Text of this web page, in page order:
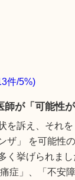
件/5%)
師が「可能性
を訴え、それ
ザ」 を可能性
く挙げられま
症」、「不安